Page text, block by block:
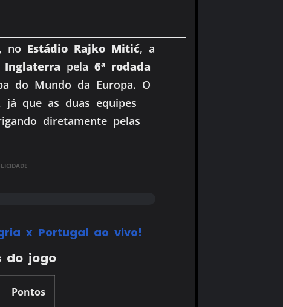
, no Estádio Rajko Mitić, a
Inglaterra pela 6ª rodada
do Mundo da Europa. O
já que as duas equipes
diretamente pelas
x Portugal ao vivo!
do jogo
Pontos